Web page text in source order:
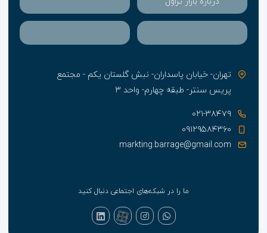
تهران- خیابان پاسداران- نبش گلستان یکم - مجتمع
پریس سنتر- طبقه چهارم- واحد ۳
۰۲۱-۳۸۴۷۹
۰۹۱۲۹۵۸۴۳۶۰
markting.barrage@gmail.com
ما را در شبکه‌های اجتماعی دنبال کنید